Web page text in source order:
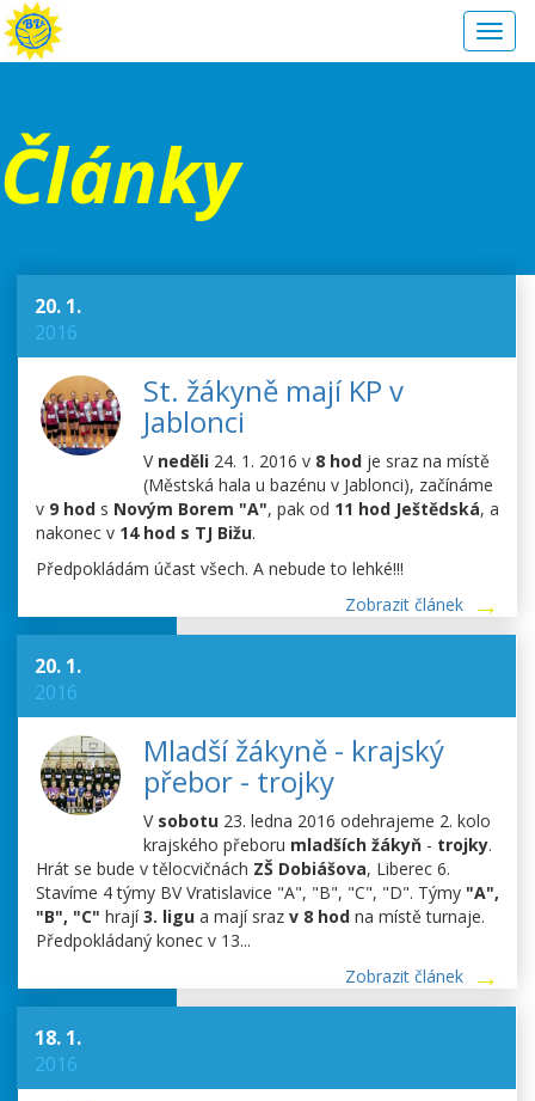
Články
20. 1.
2016
St. žákyně mají KP v
Jablonci
V neděli24. 1. 2016 v 8 hodje sraz na místě
(Městská hala u bazénu v Jablonci), začínáme
v 9 hod s Novým Borem "A", pak od 11 hod Ještědská, a
nakonec v 14 hod s TJ Bižu.
Předpokládám účast všech. A nebude to lehké!!!
Zobrazit článek
20. 1.
2016
Mladší žákyně - krajský
přebor - trojky
V sobotu23. ledna 2016 odehrajeme 2. kolo
krajského přeboru mladších žákyň- trojky.
Hrát se bude v tělocvičnách ZŠ Dobiášova, Liberec 6.
Stavíme 4 týmy BV Vratislavice "A", "B", "C", "D". Týmy "A",
"B", "C" hrají3. ligu a mají sraz v 8 hod na místě turnaje.
Předpokládaný konec v 13...
Zobrazit článek
18. 1.
2016